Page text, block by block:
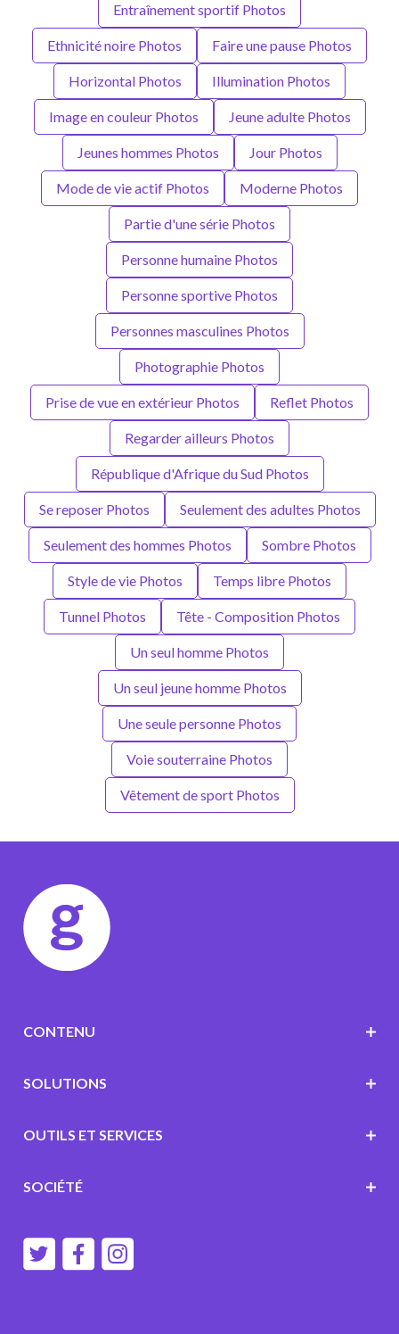
Entraînement sportif Photos
Ethnicité noire Photos Faire une pause Photos
Horizontal Photos Illumination Photos
Image en couleur Photos Jeune adulte Photos
Jeunes hommes Photos Jour Photos
Mode de vie actif Photos Moderne Photos
Partie d'une série Photos
Personne humaine Photos
Personne sportive Photos
Personnes masculines Photos
Photographie Photos
Prise de vue en extérieur Photos Reflet Photos
Regarder ailleurs Photos
République d'Afrique du Sud Photos
Se reposer Photos Seulement des adultes Photos
Seulement des hommes Photos Sombre Photos
Style de vie Photos Temps libre Photos
Tunnel Photos Tête - Composition Photos
Un seul homme Photos
Un seul jeune homme Photos
Une seule personne Photos
Voie souterraine Photos
Vêtement de sport Photos
CONTENU
SOLUTIONS
OUTILS ET SERVICES
SOCIÉTÉ